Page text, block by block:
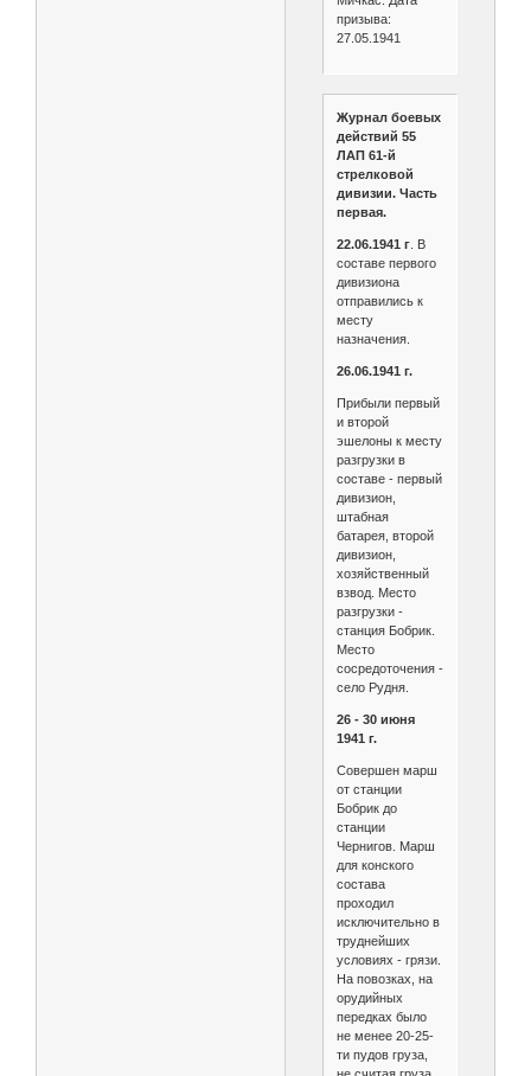
призыва:
27.05.1941
Журнал боевых
действий 55
ЛАП 61-й
стрелковой
дивизии. Часть
первая.
22.06.1941 г. В
составе первого
дивизиона
отправились к
месту
назначения.
26.06.1941 г.
Прибыли первый
и второй
эшелоны к месту
разгрузки в
составе - первый
дивизион,
штабная
батарея, второй
дивизион,
хозяйственный
взвод. Место
разгрузки -
станция Бобрик.
Место
сосредоточения -
село Рудня.
26 - 30 июня
1941 г.
Совершен марш
от станции
Бобрик до
станции
Чернигов. Марш
для конского
состава
проходил
исключительно в
труднейших
условиях - грязи.
На повозках, на
орудийных
передках было
не менее 20-25-
ти пудов груза,